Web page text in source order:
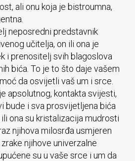
ali onu koja je bistroumna,
neposredni predstavnik
učitelja, on ili ona je
i prenositelj svih blagoslova
bića. To je to što daje vašem
da osvijetli vaš um i srce.
apsolutnog, kontakta svijesti,
bude i sva prosvijetljena bića
ona su kristalizacija mudrosti
njihova milosrđa usmjeren
njihove univerzalne
su u vaše srce i um da